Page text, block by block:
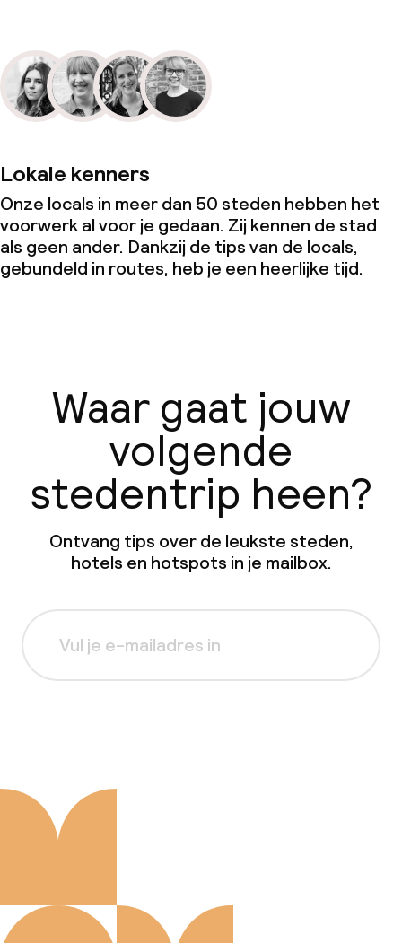
Lokale kenners
Onze locals in meer dan 50 steden hebben het
voorwerk al voor je gedaan. Zij kennen de stad
als geen ander. Dankzij de tips van de locals,
gebundeld in routes, heb je een heerlijke tijd.
Waar gaat jouw
volgende
stedentrip heen?
Ontvang tips over de leukste steden,
hotels en hotspots in je mailbox.